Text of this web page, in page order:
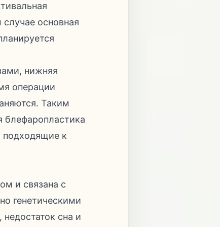
основная
нижняя
операции
Таким
блефаропластика
подходящие к
и связана с
генетическими
сна и